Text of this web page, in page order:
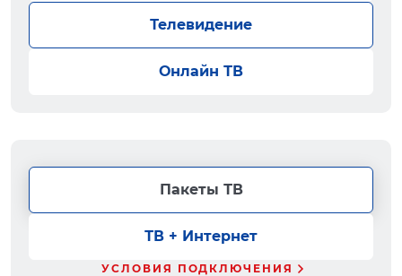
Телевидение
Онлайн ТВ
Пакеты ТВ
ТВ + Интернет
УСЛОВИЯ ПОДКЛЮЧЕНИЯ